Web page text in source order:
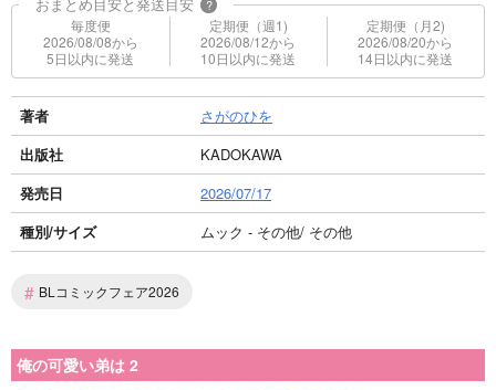
?
毎度便
2026/08/08から
5日以内に発送
定期便（週1)
2026/08/12から
10日以内に発送
定期便（月2)
2026/08/20から
14日以内に発送
著者
さがのひを
出版社
KADOKAWA
発売日
2026/07/17
種別/サイズ
ムック - その他/ その他
# BLコミックフェア2026
俺の可愛い弟は 2